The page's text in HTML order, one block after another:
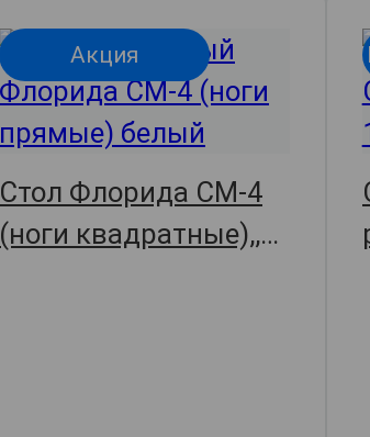
Акция
Стол Флорида СМ-4
(ноги квадратные),,